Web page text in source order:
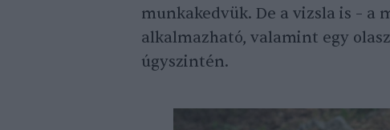
munkakedvük. De a vizsla is – a
alkalmazható, valamint egy
úgyszintén.